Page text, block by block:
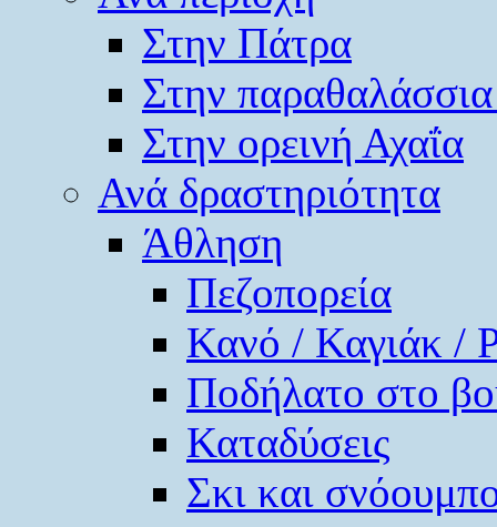
Στην Πάτρα
Στην
Στην ορεινή Αχαΐα
Ανά δραστηριότητα
Άθληση
Πεζοπορεία
Κανό / Καγιάκ /
Ποδήλατο στο
Καταδύσεις
Σκι και